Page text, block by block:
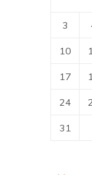
3
10
17
24
31